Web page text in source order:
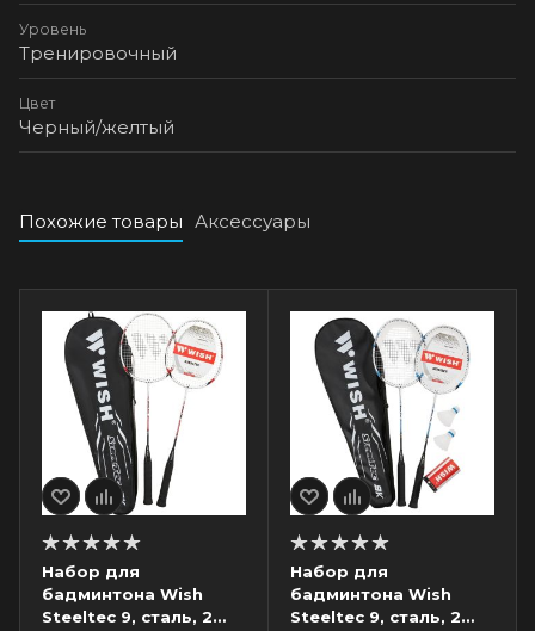
Уровень
Тренировочный
Цвет
Черный/желтый
Похожие товары Аксессуары
Набор для
бадминтона Wish
Steeltec 9, сталь, 2
Набор для
бадминтона Wish
Steeltec 9, сталь, 2